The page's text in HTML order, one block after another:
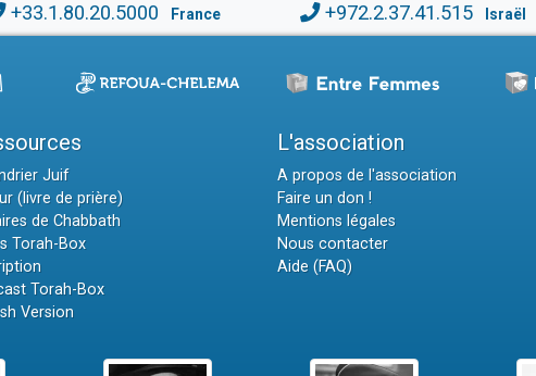
+33.1.80.20.5000 France +972.2.37.41.515 Israël
Juif
(livre de prière)
de Chabbath
Torah-Box
Torah-Box
Version
L'association
A propos de l'association
Faire un don !
Mentions légales
Nous contacter
Aide (FAQ)